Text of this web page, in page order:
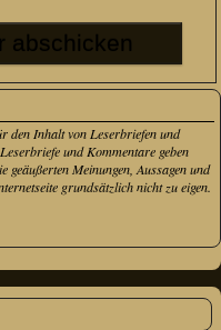
den Inhalt von Leserbriefen und
und Kommentare geben
geäußerten Meinungen, Aussagen und
grundsätzlich nicht zu eigen.